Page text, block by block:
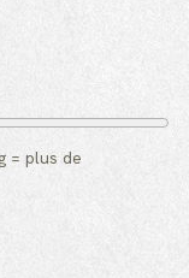
= plus de